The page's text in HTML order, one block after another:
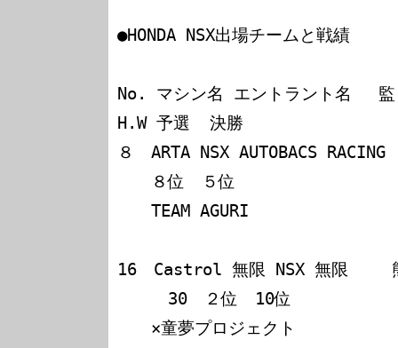
●HONDA NSX出場チームと戦績
No. マシン名 エントラント名　
H.W 予選  決勝
８　ARTA NSX AUTOBACS
８位　５位
TEAM AGURI 　　　　　　　
16　Castrol 無限 NSX 無限　　
30　２位　10位
×童夢プロジェクト　　　　　